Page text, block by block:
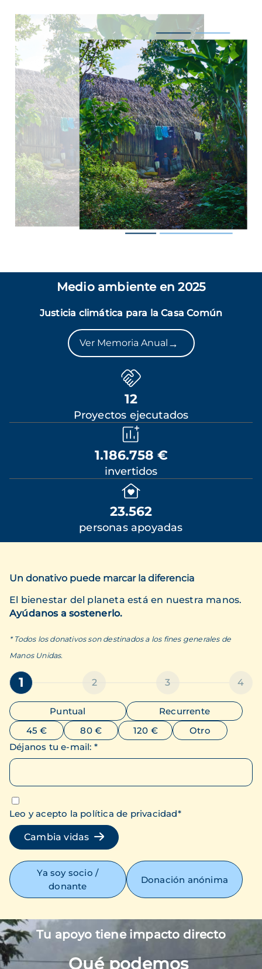
Medio ambiente en 2025
Justicia climática para la Casa Común
Ver Memoria Anual →
12
Proyectos ejecutados
1.186.758 €
invertidos
23.562
personas apoyadas
Un donativo puede marcar la diferencia
El bienestar del planeta está en nuestra manos.
Ayúdanos a sostenerlo.
* Todos los donativos son destinados a los fines generales de
Manos Unidas.
1 2 3 4
Puntual
Recurrente
45 €
80 € 120 €
Otro
Déjanos tu e-mail: *
Leo y acepto la política de privacidad*
Cambia vidas
Ya soy socio /
donante
Donación anónima
Imagen Tu apoyo tiene impacto directo
Qué podemos